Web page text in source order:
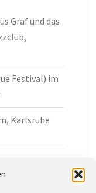
Graf und das
Festival) im
Karlsruhe